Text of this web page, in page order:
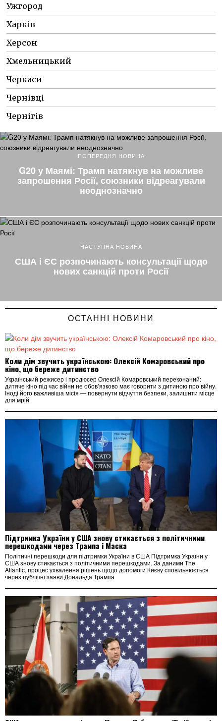
Ужгород
Харків
Херсон
Хмельницький
Черкаси
Чернівці
Чернігів
ПОПЕРЕДНЯ НОВИНА
G20 у Маямі: Трамп натякнув на можливе
запрошення Росії, союзники відреагували
неоднозначно
НАСТУПНА НОВИНА
США і ЄС розпочинають консультації щодо
нових санкцій проти Росії
ОСТАННІ НОВИНИ
Коли дім звучить українською: Олексій Комаровський про
кіно, що береже дитинство
Український режисер і продюсер Олексій Комаровський переконаний:
дитяче кіно під час війни не обов’язково має говорити з дитиною про війну.
Іноді його важливіша місія — повернути відчуття безпеки, залишити місце
для мрій
Підтримка України у США знову стикається з політичними
перешкодами через Трампа і Маска
Політичні перешкоди для підтримки України в США Підтримка України у
США знову стикається з політичними перешкодами. За даними The
Atlantic, процес ухвалення рішень щодо допомоги Києву сповільнюється
через публічні заяви Дональда Трампа